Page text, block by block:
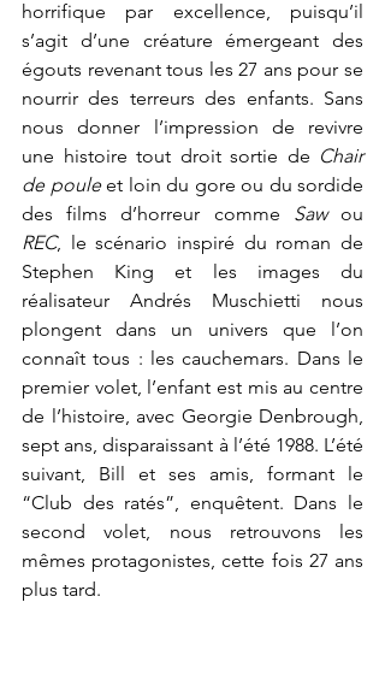
horrifique par excellence, puisqu’il
s’agit d’une créature émergeant des
égouts revenant tous les 27 ans pour se
nourrir des terreurs des enfants. Sans
nous donner l’impression de revivre
une histoire tout droit sortie de Chair
de poule et loin du gore ou du sordide
des films d’horreur comme Saw
REC, le scénario inspiré du roman de
Stephen King et les images du
réalisateur Andrés Muschietti nous
plongent dans un univers que l’on
connaît tous : les cauchemars. Dans le
premier volet, l’enfant est mis au centre
de l’histoire, avec Georgie Denbrough,
sept ans, disparaissant à l’été 1988. L’été
suivant, Bill et ses amis, formant le
“Club des ratés”, enquêtent. Dans le
second volet, nous retrouvons les
mêmes protagonistes, cette fois 27 ans
plus tard.